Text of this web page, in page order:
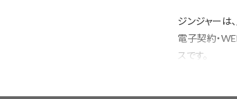
ジンジャーは
電子契約・
スです。
バックオフィ